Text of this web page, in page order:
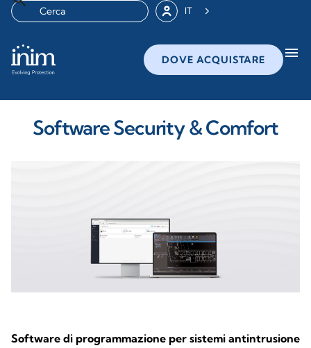
IT
DOVE ACQUISTARE menu
Software Security & Comfort
Software di programmazione per sistemi antintrusione